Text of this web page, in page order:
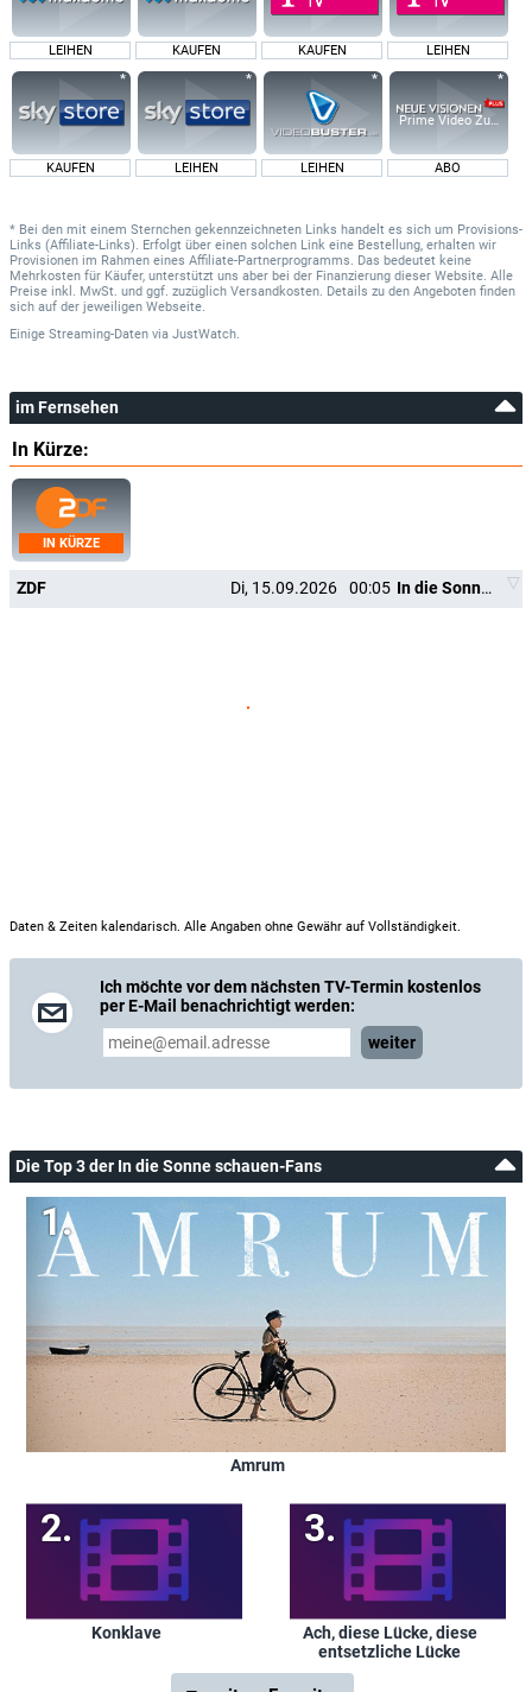
LEIHEN KAUFEN KAUFEN LEIHEN
KAUFEN LEIHEN LEIHEN
Prime Video Zusatz-
ABO
* Bei den mit einem Sternchen gekennzeichneten Links handelt es sich um Provisions-
Links (Affiliate-Links). Erfolgt über einen solchen Link eine Bestellung, erhalten wir
Provisionen im Rahmen eines Affiliate-Partnerprogramms. Das bedeutet keine
Mehrkosten für Käufer, unterstützt uns aber bei der Finanzierung dieser Website. Alle
Preise inkl. MwSt. und ggf. zuzüglich Versandkosten. Details zu den Angeboten finden
sich auf der jeweiligen Webseite.
Einige Streaming-Daten via JustWatch.
im Fernsehen
In Kürze:
IN KÜRZE
ZDF Di, 15.09.2026 00:05 In die Sonne schauen
Daten & Zeiten kalendarisch. Alle Angaben ohne Gewähr auf Vollständigkeit.
Ich möchte vor dem nächsten TV-Termin kostenlos
per E-Mail benachrichtigt werden:
weiter
Die Top 3 der In die Sonne schauen-Fans
Amrum
Konklave
Ach, diese Lücke, diese
entsetzliche Lücke